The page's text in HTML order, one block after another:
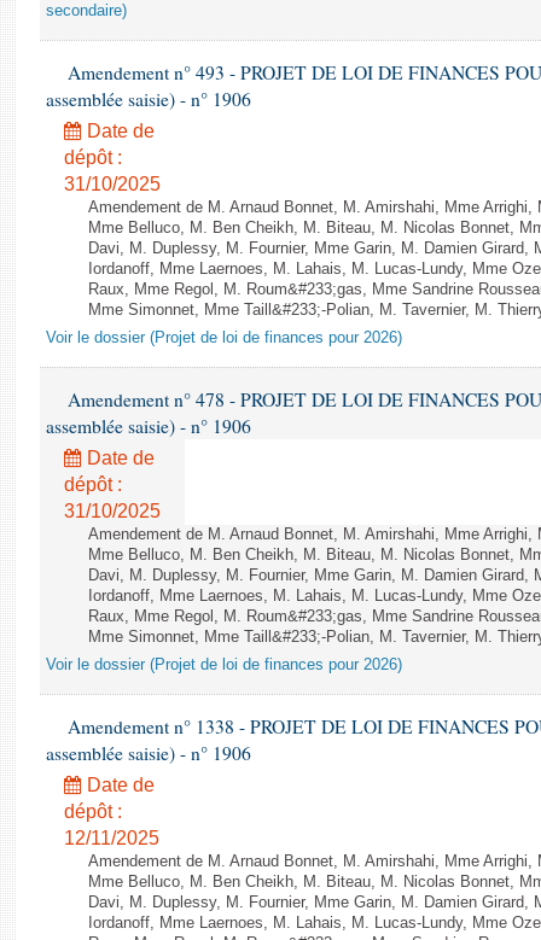
secondaire)
Amendement n° 493 - PROJET DE LOI DE FINANCES
assemblée saisie) - n° 1906
Date de
dépôt :
31/10/2025
Amendement de M. Arnaud Bonnet, M. Amirshahi, Mme
Mme Belluco, M. Ben Cheikh, M. Biteau, M. Nicolas Bonnet,
Davi, M. Duplessy, M. Fournier, Mme Garin, M. Damien Girard,
Iordanoff, Mme Laernoes, M. Lahais, M. Lucas-Lundy, Mme
Raux, Mme Regol, M. Roum&#233;gas, Mme Sandrine
Mme Simonnet, Mme Taill&#233;-Polian, M. Tavernier, M.
Voir le dossier (Projet de loi de finances pour 2026)
Amendement n° 478 - PROJET DE LOI DE FINANCES
assemblée saisie) - n° 1906
Date de
dépôt :
31/10/2025
Amendement de M. Arnaud Bonnet, M. Amirshahi, Mme
Mme Belluco, M. Ben Cheikh, M. Biteau, M. Nicolas Bonnet,
Davi, M. Duplessy, M. Fournier, Mme Garin, M. Damien Girard,
Iordanoff, Mme Laernoes, M. Lahais, M. Lucas-Lundy, Mme
Raux, Mme Regol, M. Roum&#233;gas, Mme Sandrine
Mme Simonnet, Mme Taill&#233;-Polian, M. Tavernier, M.
Voir le dossier (Projet de loi de finances pour 2026)
Amendement n° 1338 - PROJET DE LOI DE FINANCES
assemblée saisie) - n° 1906
Date de
dépôt :
12/11/2025
Amendement de M. Arnaud Bonnet, M. Amirshahi, Mme
Mme Belluco, M. Ben Cheikh, M. Biteau, M. Nicolas Bonnet,
Davi, M. Duplessy, M. Fournier, Mme Garin, M. Damien Girard,
Iordanoff, Mme Laernoes, M. Lahais, M. Lucas-Lundy, Mme